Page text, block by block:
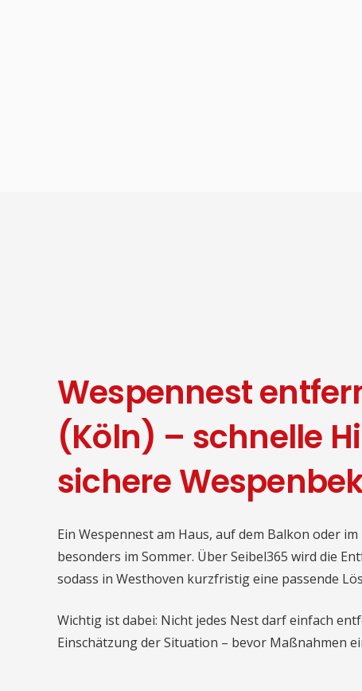
Wespennest
(Köln) – schnelle
sichere
Ein Wespennest am Haus, auf dem Balkon oder
besonders im Sommer. Über Seibel365 wird die
sodass in Westhoven kurzfristig eine passende
Wichtig ist dabei: Nicht jedes Nest darf einfach
Einschätzung der Situation – bevor Maßnahmen